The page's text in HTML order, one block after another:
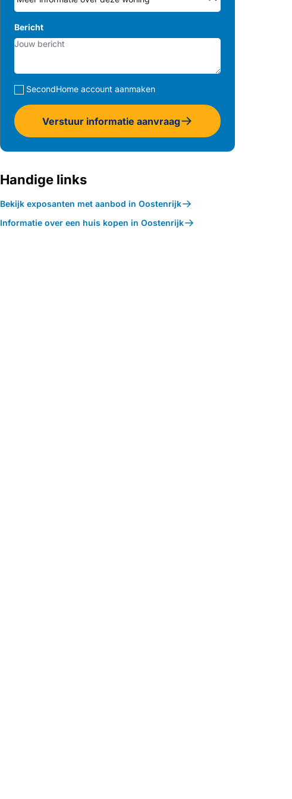
Bericht
SecondHome account aanmaken
Verstuur informatie aanvraag
Handige links
Bekijk exposanten met aanbod in Oostenrijk
Informatie over een huis kopen in Oostenrijk